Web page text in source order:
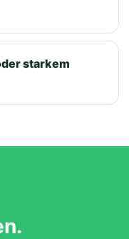
starkem